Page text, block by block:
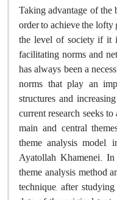
Taking advantage of
order to achieve the
the level of society if it
facilitating norms and
has always been a
norms that play an
structures and
current research seeks
main and central
theme analysis model,
Ayatollah Khamenei.
theme analysis method
technique, after